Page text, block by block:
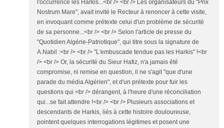
l'occurrence les Harkis...<br /> <br /> Les organisateurs du "Prix
Nostrum Mare", avait invité le Recteur à renoncer à cette visite,
en invoquant comme prétexte celui d'un problème de sécurité
de sa personne...<br /> <br /> Selon l'article de presse du
"Quotidien Algérie-Patriotique", qui titre sous la signature de
A.Nabil :<br /> <br /> "L'embuscade tendue pas les Harkis" !<br
/> <br /> Or, la sécurité du Sieur Hafiz, n'a jamais été
compromise, ni remise en question, il ne s'agit "que d'une
parade du média Algérien", et d'un prétexte pour fuir les
questions qui <br /> dérangent, à l'heure d'une réconciliation
qui...se fait attendre !<br /> <br /> Plusieurs associations et
descendants de Harkis, liés à cette histoire douloureuse,
pointent quelques interrogations légitimes et posent une